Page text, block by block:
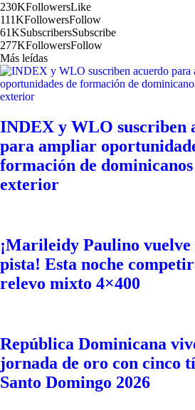
230KFollowersLike
111KFollowersFollow
61KSubscribersSubscribe
277KFollowersFollow
Más leídas
INDEX y WLO suscriben
para ampliar
formación de dominicanos
exterior
¡Marileidy Paulino vuelve
pista! Esta noche
relevo mixto 4×400
República Dominicana
jornada de oro con cinco
Santo Domingo 2026